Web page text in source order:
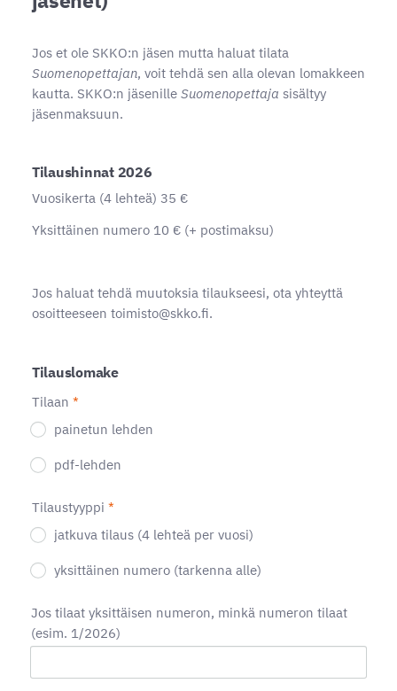
Jos et ole SKKO:n jäsen mutta haluat tilata
Suomenopettajan, voit tehdä sen alla olevan lomakkeen
kautta. SKKO:n jäsenille Suomenopettaja sisältyy
jäsenmaksuun.
Tilaushinnat 2026
Vuosikerta (4 lehteä) 35 €
Yksittäinen numero 10 € (+ postimaksu)
Jos haluat tehdä muutoksia tilaukseesi, ota yhteyttä
osoitteeseen toimisto@skko.fi.
Tilauslomake
Tilaan *
painetun lehden
pdf-lehden
Tilaustyyppi *
jatkuva tilaus (4 lehteä per vuosi)
yksittäinen numero (tarkenna alle)
Jos tilaat yksittäisen numeron, minkä numeron tilaat
(esim. 1/2026)